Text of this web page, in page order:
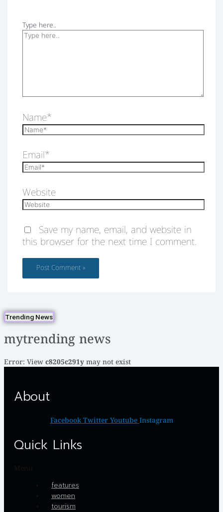
Type here..
Name*
Email*
Website
Save my name, email, and website in
this browser for the next time I comment.
Trending News
mytrending news
Error: View c8205c291y may not exist
About
Facebook Twitter Youtube Instagram
Quick Links
Menu
features
women
tourism